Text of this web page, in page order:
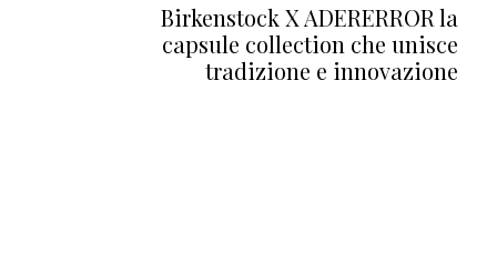
Birkenstock X ADERERROR la
capsule collection che unisce
tradizione e innovazione